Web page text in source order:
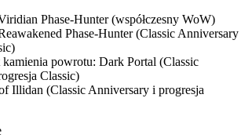
Phase-Hunter (współczesny WoW)
Phase-Hunter (Classic Anniversary
powrotu: Dark Portal (Classic
Classic)
Illidan (Classic Anniversary i progresja